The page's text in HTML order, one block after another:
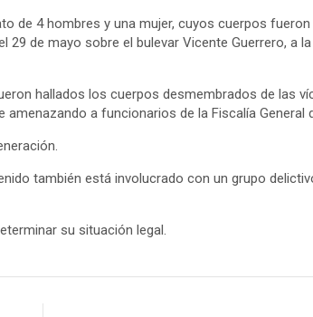
de 4 hombres y una mujer, cuyos cuerpos fueron
de mayo sobre el bulevar Vicente Guerrero, a
hallados los cuerpos desmembrados de las
a funcionarios de la Fiscalía General
también está involucrado con un grupo
su situación legal.